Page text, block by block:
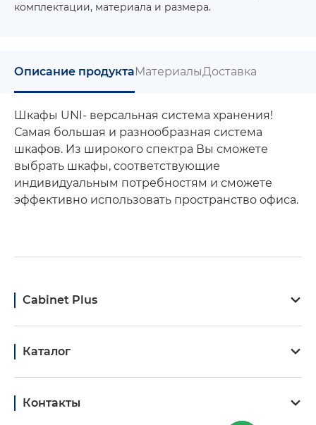
комплектации, материала и размера.
Описание продуктаМатериалыДоставка
Шкафы UNI- версальная система хранения!
Самая большая и разнообразная система
шкафов. Из широкого спектра Вы сможете
выбрать шкафы, соответствующие
индивидуальным потребностям и сможете
эффективно использовать пространство офиса.
Cabinet Plus
Каталог
Контакты